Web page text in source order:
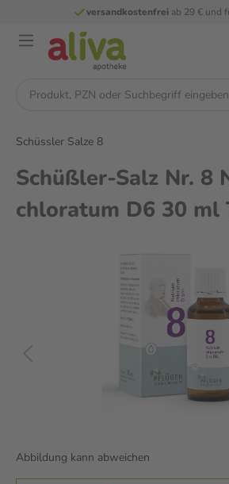
versandkostenfreiab 29 € und
Schüssler Salze 8
Schüßler-Salz Nr. 8
chloratum D6 30 ml
Abbildung kann abweichen